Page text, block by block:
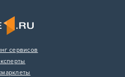
сервисов